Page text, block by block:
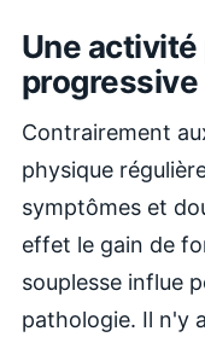
Une
Contrairement
physique
symptômes et
effet le gain de
souplesse influe
pathologie. Il n'y